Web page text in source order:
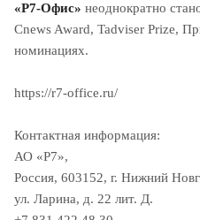
«Р7-Офис» неоднократно
Cnews Award, Tadviser Prize,
номинациях.
https://r7-office.ru/
Контактная информация:
АО «Р7»,
Россия, 603152, г. Нижний
ул. Ларина, д. 22 лит. Д.